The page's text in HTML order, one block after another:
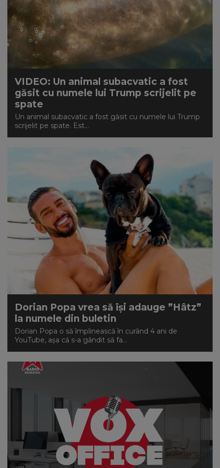
VIDEO: Un animal subacvatic a fost
găsit cu numele lui Trump scrijelit pe
spate
Un animal subacvatic a fost găsit cu numele lui Trump
scrijelit pe spate. Est...
Dorian Popa vrea să își adauge ”Hâtz”
la numele din buletin
Dorian Popa o să împlinească în curând 4 ani de
YouTube, așa că s-a gândit să fa...